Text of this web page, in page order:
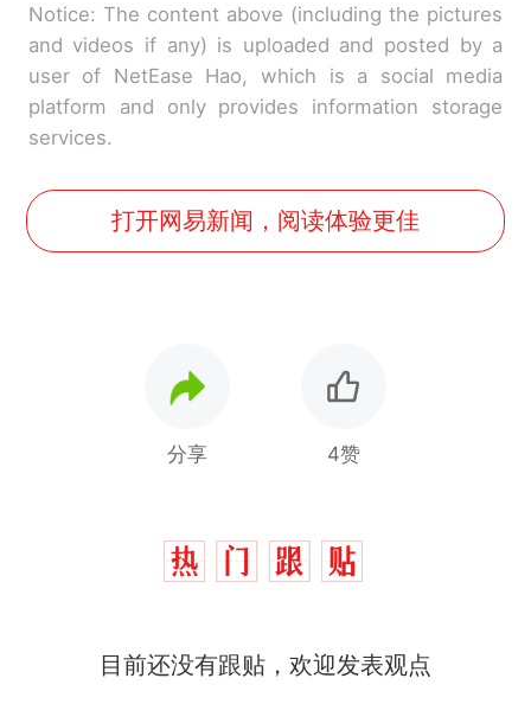
Notice: The content above (including the pictures
and videos if any) is uploaded and posted by a
user of NetEase Hao, which is a social media
platform and only provides information storage
services.
打开网易新闻，阅读体验更佳
分享 4赞
目前还没有跟贴，欢迎发表观点